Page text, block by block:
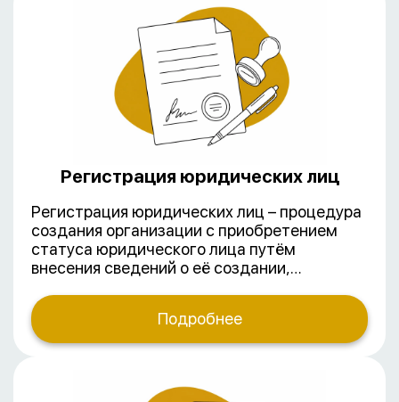
Регистрация юридических лиц
Регистрация юридических лиц – процедура
создания организации с приобретением
статуса юридического лица путём
внесения сведений о её создании,
зависимости от цели деятельности
выделяют коммерческие и некоммерческие
организации. Наиболее востребованные
Подробнее